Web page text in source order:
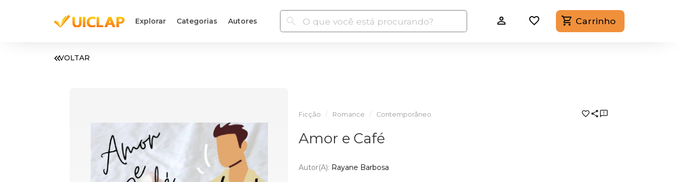
Explorar Categorias Autores Carrinho
VOLTAR
Ficção Romance Contemporâneo
Amor e Café
Autor(a): Rayane Barbosa